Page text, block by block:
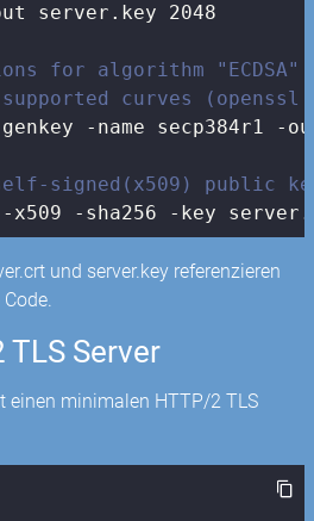
server.key 2048
for algorithm "ECDSA"
curves
-name secp384r1 -
signed(x509) public
-x509 -sha256 -key
und server.key referenzieren
Server
einen minimalen HTTP/2 TLS